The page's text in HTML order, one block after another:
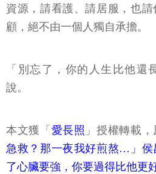
資源，請看護、請居服，也
顧，絕不由一個人獨自承擔。
「別忘了，你的人生比他還
說。
本文獲「 愛長照 」授權轉載，
急救？那一夜我好煎熬…」侯
了心臟要強，你要過得比他更